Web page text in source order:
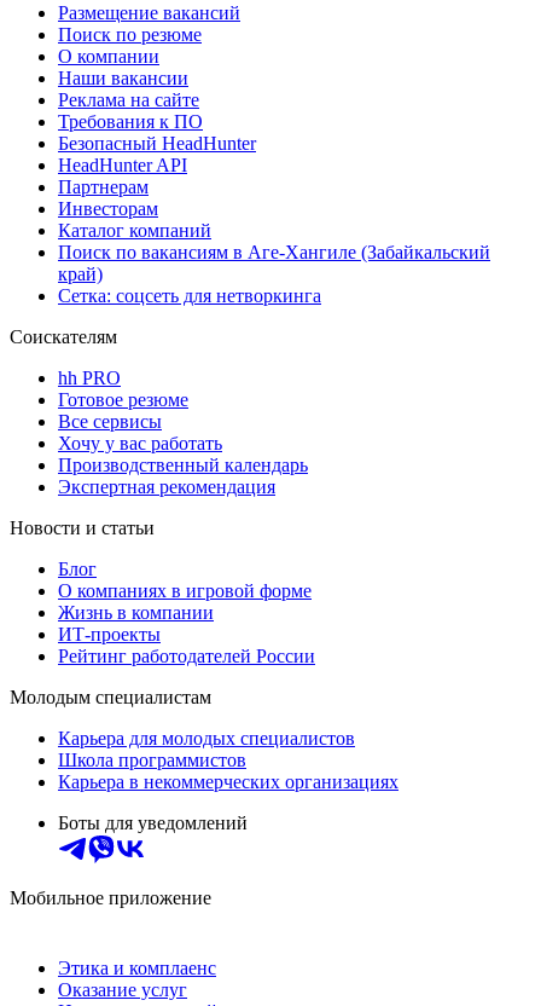
Размещение вакансий
Поиск по резюме
О компании
Наши вакансии
Реклама на сайте
Требования к ПО
Безопасный HeadHunter
HeadHunter API
Партнерам
Инвесторам
Каталог компаний
Поиск по вакансиям в Аге-Хангиле (Забайкальский
край)
Сетка: соцсеть для нетворкинга
Соискателям
hh PRO
Готовое резюме
Все сервисы
Хочу у вас работать
Производственный календарь
Экспертная рекомендация
Новости и статьи
Блог
О компаниях в игровой форме
Жизнь в компании
ИТ-проекты
Рейтинг работодателей России
Молодым специалистам
Карьера для молодых специалистов
Школа программистов
Карьера в некоммерческих организациях
Боты для уведомлений
Мобильное приложение
Этика и комплаенс
Оказание услуг